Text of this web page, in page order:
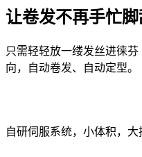
让卷发不再手忙脚
只需轻轻放一缕发丝进徕
向，自动卷发、自动定型。
自研伺服系统， 小体积，大